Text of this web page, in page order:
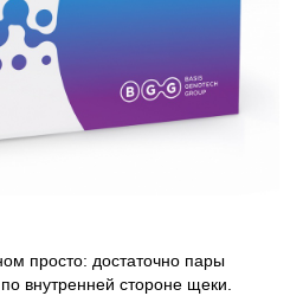
просто: достаточно пары
внутренней стороне щеки.